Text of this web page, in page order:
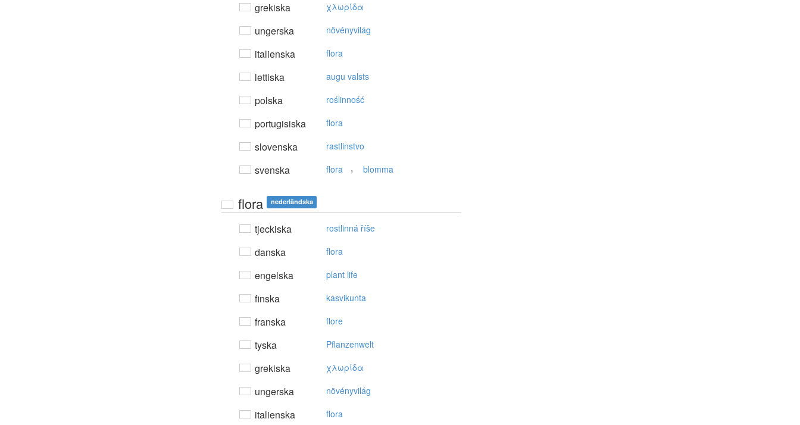
grekiska χλωρίδα
ungerska növényvilág
italienska flora
lettiska augu valsts
polska roślinność
portugisiska flora
slovenska rastlinstvo
svenska flora , blomma
flora nederländska
tjeckiska rostlinná říše
danska flora
engelska plant life
finska kasvikunta
franska flore
tyska Pflanzenwelt
grekiska χλωρίδα
ungerska növényvilág
italienska flora